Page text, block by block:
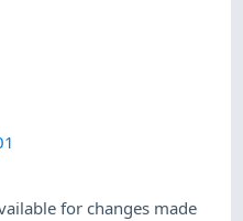
for changes made